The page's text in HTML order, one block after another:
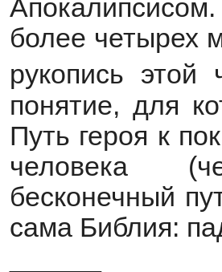
более четырех
рукопись этой
понятие, для
Путь героя к
человека
бесконечный
сама Библия: